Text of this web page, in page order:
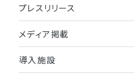
プレスリリース
メディア掲載
導入施設